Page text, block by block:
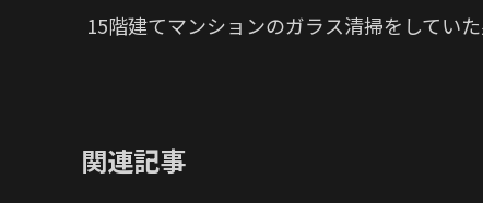
15階建てマンションのガラス清掃をしてい
関連記事